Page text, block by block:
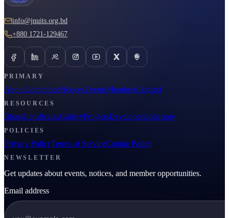
info@jnuits.org.bd
+880 1721-129467
PRIMARY
AboutCommitteeNoticesEventsMembersContact
RESOURCES
BlogsCertificatesGalleryProjectsDevelopersJoin now
POLICIES
Privacy PolicyTerms of ServiceCookie Policy
NEWSLETTER
Get updates about events, notices, and member opportunities.
Email address